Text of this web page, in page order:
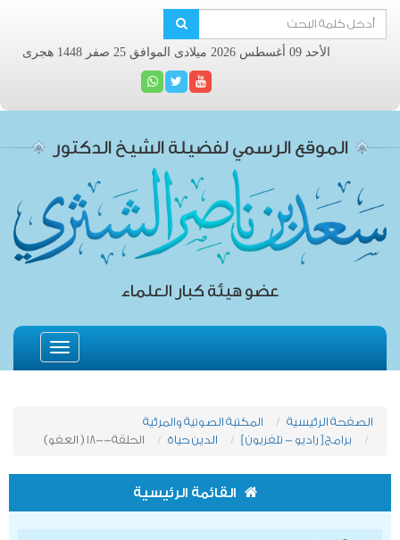
الأحد 09 أغسطس 2026 ميلادى الموافق 25 صفر 1448 هجرى
الموقع الرسمي لفضيلة الشيخ الدكتور
عضو هيئة كبار العلماء
Toggle
navigation
الصفحة الرئيسية
المكتبة الصوتية والمرئية
برامج [ راديو - تلفزيون ]
الدين حياة الحلقة--18 ( العفو)
القائمة الرئيسية